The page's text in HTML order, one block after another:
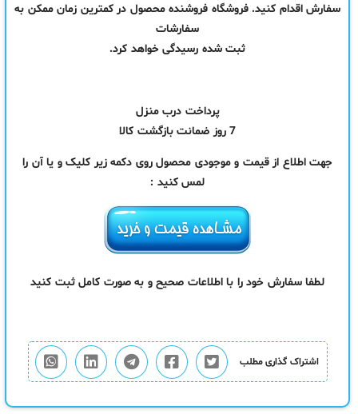
سفارش اقدام کنید. فروشگاه فروشنده محصول در کمترین زمان ممکن به
سفارشات
ثبت شده رسیدگی خواهد کرد.
پرداخت درب منزل
7 روز ضمانت بازگشت کالا
جهت اطلاع از قیمت و موجودی محصول روی دکمه زیر کلیک و یا آن را
لمس کنید :
لطفا سفارش خود را با اطلاعات صحیح و به صورت کامل ثبت کنید
اشتراک گذاری مطلب